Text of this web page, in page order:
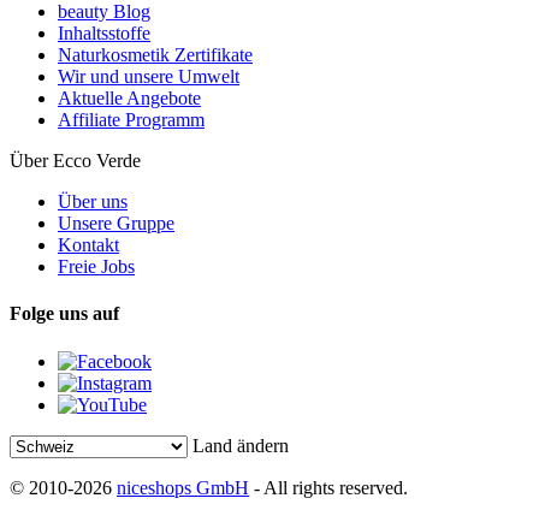
beauty Blog
Inhaltsstoffe
Naturkosmetik Zertifikate
Wir und unsere Umwelt
Aktuelle Angebote
Affiliate Programm
Über Ecco Verde
Über uns
Unsere Gruppe
Kontakt
Freie Jobs
Folge uns auf
Land ändern
© 2010-2026 niceshops GmbH - All rights reserved.